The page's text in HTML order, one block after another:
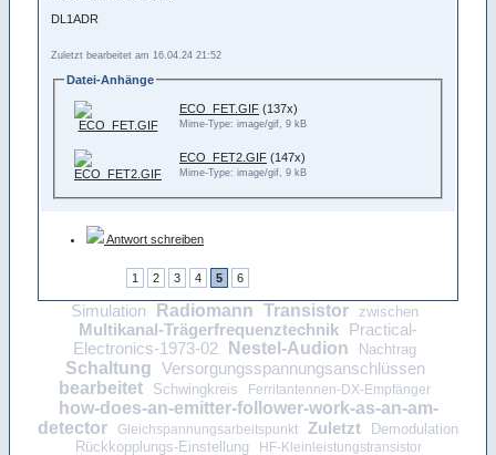
DL1ADR
Zuletzt bearbeitet am 16.04.24 21:52
Datei-Anhänge
ECO_FET.GIF (137x)
Mime-Type: image/gif, 9 kB
ECO_FET2.GIF (147x)
Mime-Type: image/gif, 9 kB
Antwort schreiben
1 2 3 4 5 6
Simulation Radiomann Transistor zwischen
Multikanal-Trägerfrequenztechnik
Practical-
Electronics-1973-02
Nestel-Audion Nachtrag
Schaltung Versorgungsspannungsanschlüssen
bearbeitet Schwingkreis Ferritantennen-DX-Empfänger
how-does-an-emitter-follower-work-as-an-am-
detector
Gleichspannungsarbeitspunkt Zuletzt
Demodulation
Rückkopplungs-Einstellung
HF-Kleinleistungstransistor